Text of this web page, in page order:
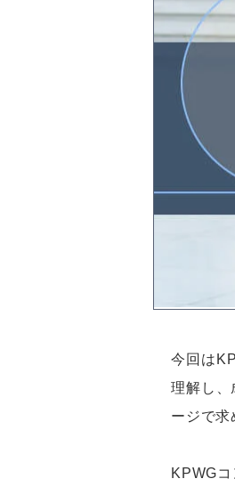
今回は
理解し、
ージで求
KPWG